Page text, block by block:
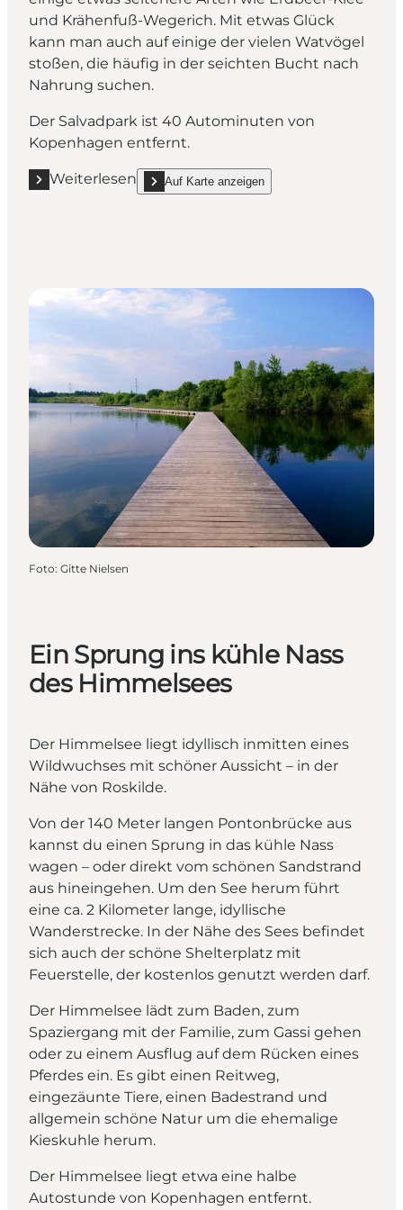
und Krähenfuß-Wegerich. Mit etwas Glück
kann man auch auf einige der vielen Watvögel
stoßen, die häufig in der seichten Bucht nach
Nahrung suchen.
Der Salvadpark ist 40 Autominuten von
Kopenhagen entfernt.
Weiterlesen
Mehr erfahren "Nah an der Natur im Salvadpark"
Auf Karte anzeigen
show Nah an der Natur im Salvadpark on_map
Foto: Gitte Nielsen
Ein Sprung ins kühle Nass
des Himmelsees
Der Himmelsee liegt idyllisch inmitten eines
Wildwuchses mit schöner Aussicht – in der
Nähe von Roskilde.
Von der 140 Meter langen Pontonbrücke aus
kannst du einen Sprung in das kühle Nass
wagen – oder direkt vom schönen Sandstrand
aus hineingehen. Um den See herum führt
eine ca. 2 Kilometer lange, idyllische
Wanderstrecke. In der Nähe des Sees befindet
sich auch der schöne Shelterplatz mit
Feuerstelle, der kostenlos genutzt werden darf.
Der Himmelsee lädt zum Baden, zum
Spaziergang mit der Familie, zum Gassi gehen
oder zu einem Ausflug auf dem Rücken eines
Pferdes ein. Es gibt einen Reitweg,
eingezäunte Tiere, einen Badestrand und
allgemein schöne Natur um die ehemalige
Kieskuhle herum.
Der Himmelsee liegt etwa eine halbe
Autostunde von Kopenhagen entfernt.